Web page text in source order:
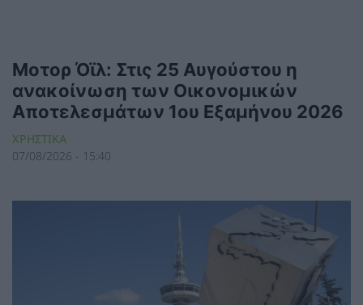
Μοτορ Όϊλ: Στις 25 Αυγούστου η
ανακοίνωση των Οικονομικών
Αποτελεσμάτων 1ου Εξαμήνου 2026
ΧΡΗΣΤΙΚΑ
07/08/2026 - 15:40